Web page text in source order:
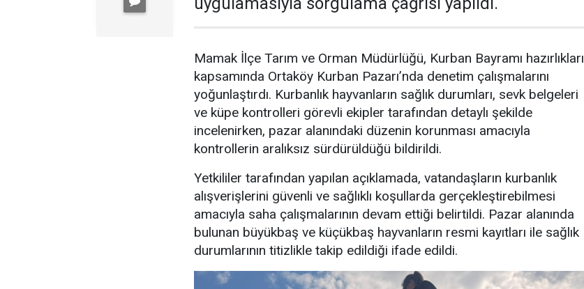
Mamak İlçe Tarım ve Orman Müdürlüğü, Kurban Bayramı hazırlıkları
kapsamında Ortaköy Kurban Pazarı’nda denetim çalışmalarını
yoğunlaştırdı. Kurbanlık hayvanların sağlık durumları, sevk belgeleri
ve küpe kontrolleri görevli ekipler tarafından detaylı şekilde
incelenirken, pazar alanındaki düzenin korunması amacıyla
kontrollerin aralıksız sürdürüldüğü bildirildi.
Yetkililer tarafından yapılan açıklamada, vatandaşların kurbanlık
alışverişlerini güvenli ve sağlıklı koşullarda gerçekleştirebilmesi
amacıyla saha çalışmalarının devam ettiği belirtildi. Pazar alanında
bulunan büyükbaş ve küçükbaş hayvanların resmi kayıtları ile sağlık
durumlarının titizlikle takip edildiği ifade edildi.